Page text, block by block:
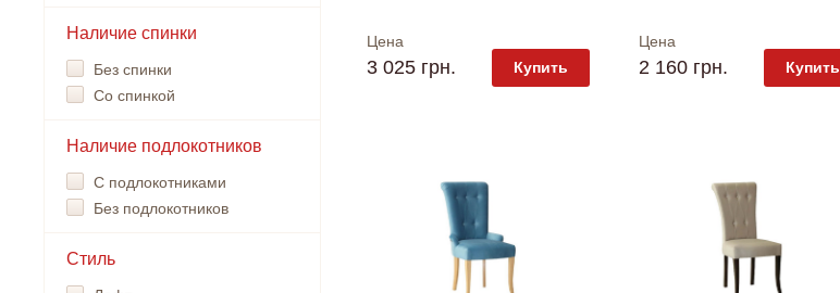
Наличие спинки
Без спинки
Со спинкой
Наличие подлокотников
С подлокотниками
Без подлокотников
Стиль
Цена
3 025 грн. Купить
Цена
2 160 грн. Купить